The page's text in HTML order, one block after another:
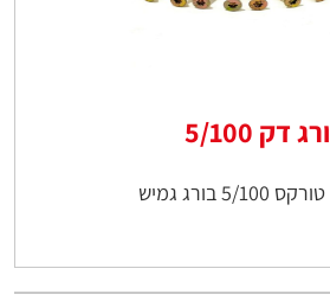
דק 5/100
בורג גמיש